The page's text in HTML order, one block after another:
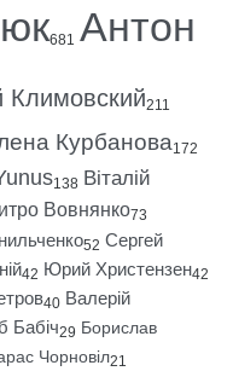
681 Антон
Климовский211
Курбанова172
138 Віталій
Вовнянко73
52 Сергей
42 Юрий Христензен42
40 Валерій
Бабіч29 Борислав
Чорновіл21